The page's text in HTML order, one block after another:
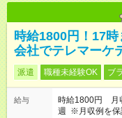
時給1800円！17
会社でテレマーケ
派遣 職種未経験OK ブ
給与
時給1800円 月
週 ※月収例を保